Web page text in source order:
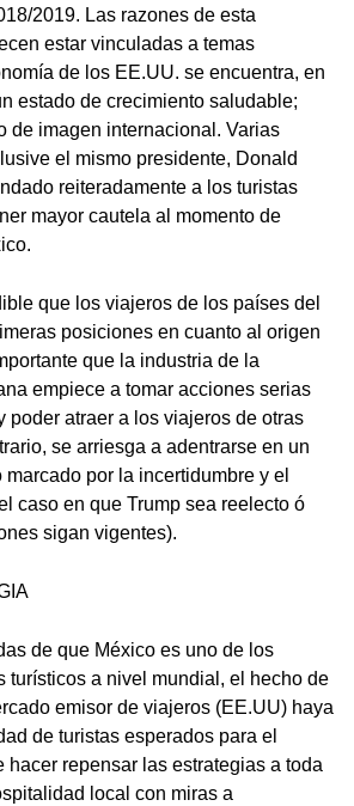
2019. Las razones de esta
estar vinculadas a temas
de los EE.UU. se encuentra, en
estado de crecimiento saludable;
de imagen internacional. Varias
el mismo presidente, Donald
reiteradamente a los turistas
mayor cautela al momento de
que los viajeros de los países del
posiciones en cuanto al origen
que la industria de la
empiece a tomar acciones serias
poder atraer a los viajeros de otras
se arriesga a adentrarse en un
por la incertidumbre y el
caso en que Trump sea reelecto ó
sigan vigentes).
de que México es uno de los
turísticos a nivel mundial, el hecho de
emisor de viajeros (EE.UU) haya
de turistas esperados para el
hacer repensar las estrategias a toda
local con miras a